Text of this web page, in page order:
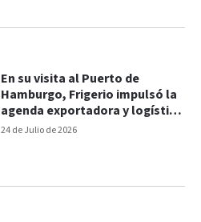
24 de Julio de 2026
En su visita al Puerto de
Hamburgo, Frigerio impulsó la
agenda exportadora y logística
de Entre Ríos